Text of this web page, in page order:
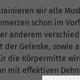
wir alle
schon im
anderem
der Gelenke, sowie
die Körpermitte
mit effektiven